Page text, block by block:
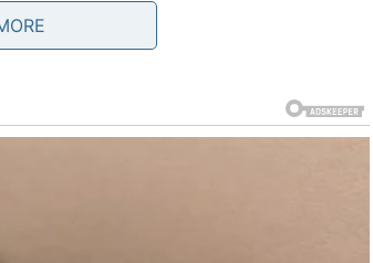
da ste primećeni. Ovo je karta uspeha,
osetiti nalet optimizma i snage, kao da
ko ste i šta želite.
stabilnost i unutrašnji mir. Ovo je dan kada